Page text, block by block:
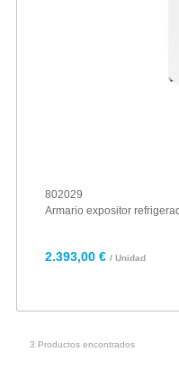
802029
Armario expositor
2.393,00 € / Unidad
3 Productos encontrados